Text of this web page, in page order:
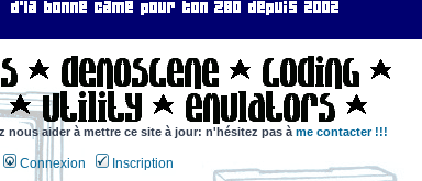
nous aider à mettre ce site à jour: n'hésitez pas à me contacter !!!
Connexion Inscription